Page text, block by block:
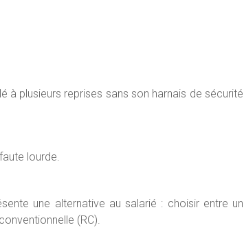
à plusieurs reprises sans son harnais de sécurité
lourde.
une alternative au salarié : choisir entre un
(RC).